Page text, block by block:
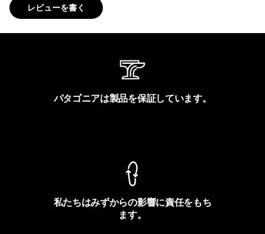
レビューを書く
パタゴニアは製品を保証しています。
私たちはみずからの影響に責任をもち
ます。